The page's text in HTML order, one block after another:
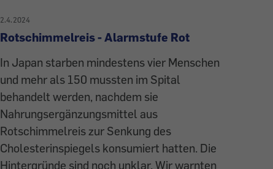
2.4.2024
Rotschimmelreis - Alarmstufe Rot
In Japan starben mindestens vier Menschen
und mehr als 150 mussten im Spital
behandelt werden, nachdem sie
Nahrungsergänzungsmittel aus
Rotschimmelreis zur Senkung des
Cholesterinspiegels konsumiert hatten. Die
Hintergründe sind noch unklar. Wir warnten